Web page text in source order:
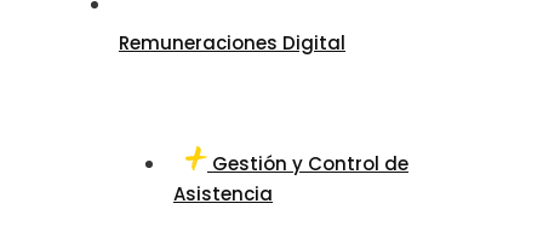
Remuneraciones Digital
Gestión y Control de
Asistencia